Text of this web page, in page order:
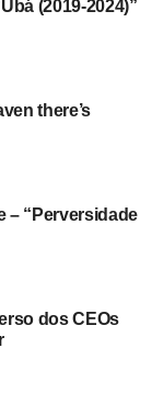
Apoie aqui.
(2019-2024)”
there’s
– “Perversidade
dos CEOs